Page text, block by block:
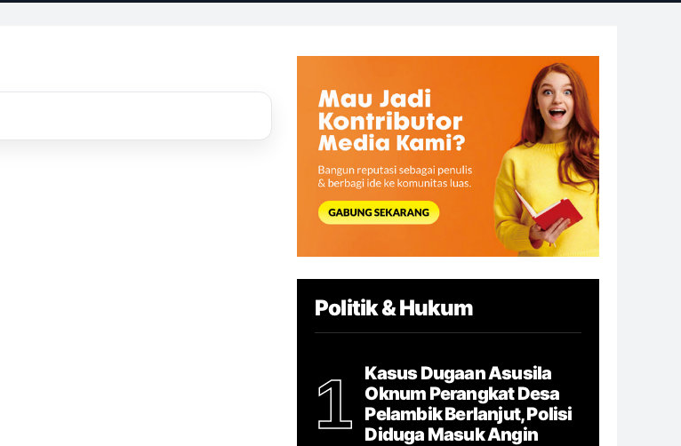
Politik & Hukum
1
Kasus Dugaan Asusila
Oknum Perangkat Desa
Pelambik Berlanjut, Polisi
Diduga Masuk Angin